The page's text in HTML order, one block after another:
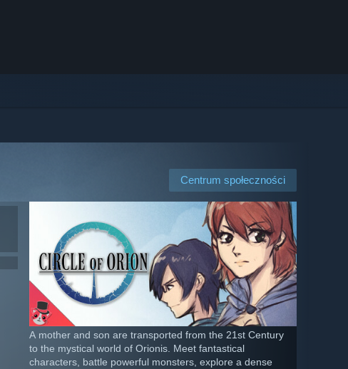
Centrum społeczności
A mother and son are transported from the 21st Century
to the mystical world of Orionis. Meet fantastical
characters, battle powerful monsters, explore a dense